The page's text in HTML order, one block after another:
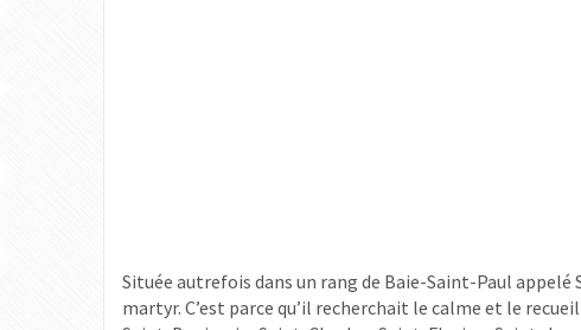
Située autrefois dans un rang de Baie-Saint-Paul
martyr. C’est parce qu’il recherchait le calme et le